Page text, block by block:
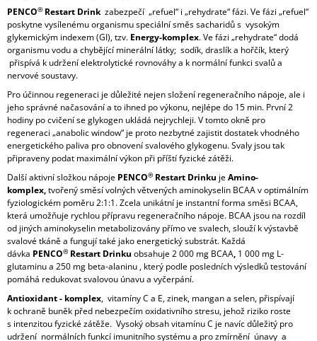
PENCO® Restart Drink zabezpečí „refuel“ i „rehydrate“ fázi. Ve fázi „refuel“
poskytne vysílenému organismu speciální směs sacharidů s vysokým
glykemickým indexem (GI), tzv. Energy-komplex. Ve fázi „rehydrate“ dodá
organismu vodu a chybějící minerální látky; sodík, draslík a hořčík, který
přispívá k udržení elektrolytické rovnováhy a k normální funkci svalů a
nervové soustavy.
Pro účinnou regeneraci je důležité nejen složení regeneračního nápoje, ale i
jeho správné načasování a to ihned po výkonu, nejlépe do 15 min. První 2
hodiny po cvičení se glykogen ukládá nejrychleji. V tomto okně pro
regeneraci „anabolic window“ je proto nezbytné zajistit dostatek vhodného
energetického paliva pro obnovení svalového glykogenu. Svaly jsou tak
připraveny podat maximální výkon při příští fyzické zátěži.
Další aktivní složkou nápoje PENCO® Restart Drinku jeAmino-
komplex,tvořený směsí volných větvených aminokyselin BCAA v optimálním
fyziologickém poměru 2:1:1. Zcela unikátní je instantní forma směsi BCAA,
která umožňuje rychlou přípravu regeneračního nápoje. BCAA jsou na rozdíl
od jiných aminokyselin metabolizovány přímo ve svalech, slouží k výstavbě
svalové tkáně a fungují také jako energetický substrát. Každá
dávka PENCO® Restart Drinku obsahuje 2 000 mg BCAA, 1 000 mg L-
glutaminu a 250 mg beta-alaninu , který podle posledních výsledků testování
pomáhá redukovat svalovou únavu a vyčerpání.
Antioxidant - komplex, vitamíny C a E, zinek, mangan a selen, přispívají
k ochraně buněk před nebezpečím oxidativního stresu, jehož riziko roste
s intenzitou fyzické zátěže. Vysoký obsah vitamínu C je navíc důležitý pro
udržení normálních funkcí imunitního systému a pro zmírnění únavy a